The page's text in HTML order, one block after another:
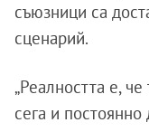
съюзници са
сценарий.
„Реалността е,
сега и постоянно